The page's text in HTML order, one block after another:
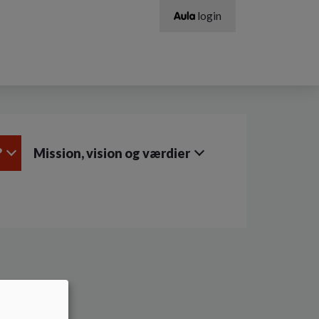
login
Mission, vision og værdier